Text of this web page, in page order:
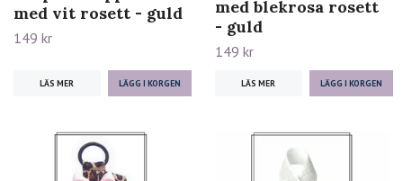
med vit rosett - guld
149 kr
LÄS MER
med blekrosa rosett
- guld
149 kr
LÄS MER